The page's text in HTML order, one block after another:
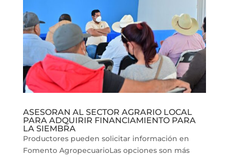
ASESORAN AL SECTOR AGRARIO LOCAL
PARA ADQUIRIR FINANCIAMIENTO PARA
LA SIEMBRA
Productores pueden solicitar información en
Fomento AgropecuarioLas opciones son más